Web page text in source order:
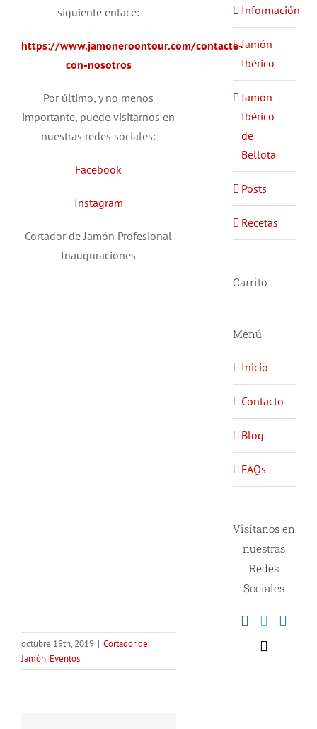
siguiente enlace:
https://www.jamoneroontour.com/contacte-
con-nosotros
Por último, y no menos
importante, puede visitarnos en
nuestras redes sociales:
Facebook
Instagram
Cortador de Jamón Profesional
Inauguraciones
octubre 19th, 2019 | Cortador de
Jamón, Eventos
Información
Jamón
Ibérico
Jamón
Ibérico
de
Bellota
Posts
Recetas
Carrito
Menú
Inicio
Contacto
Blog
FAQs
Visítanos en
nuestras
Redes
Sociales